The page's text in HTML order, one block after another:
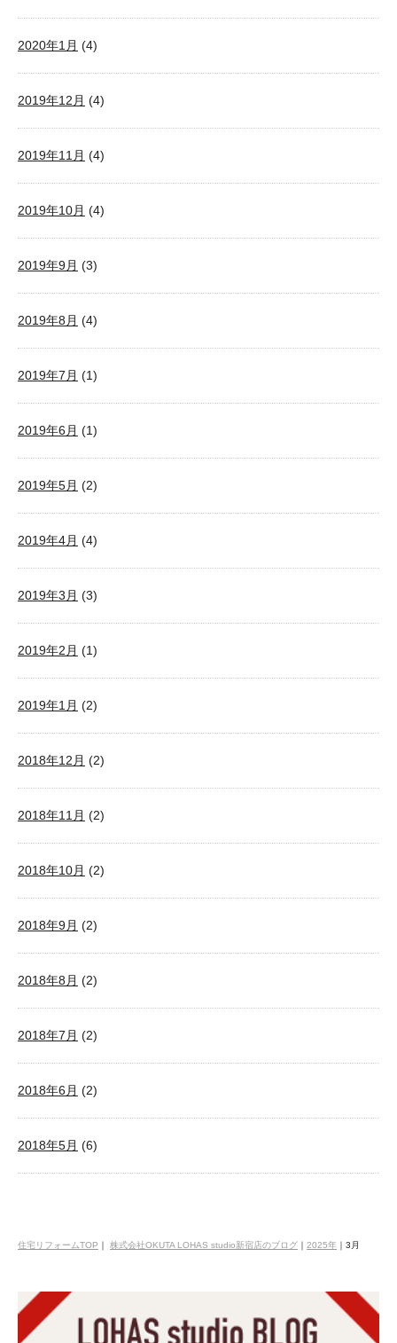
2020年1月 (4)
2019年12月 (4)
2019年11月 (4)
2019年10月 (4)
2019年9月 (3)
2019年8月 (4)
2019年7月 (1)
2019年6月 (1)
2019年5月 (2)
2019年4月 (4)
2019年3月 (3)
2019年2月 (1)
2019年1月 (2)
2018年12月 (2)
2018年11月 (2)
2018年10月 (2)
2018年9月 (2)
2018年8月 (2)
2018年7月 (2)
2018年6月 (2)
2018年5月 (6)
住宅リフォームTOP ｜ 株式会社OKUTA LOHAS studio新宿店のブログ ｜ 2025年 ｜ 3月